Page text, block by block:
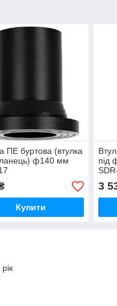
ПЕ буртова (втулка
ф140 мм
Купити
під
3